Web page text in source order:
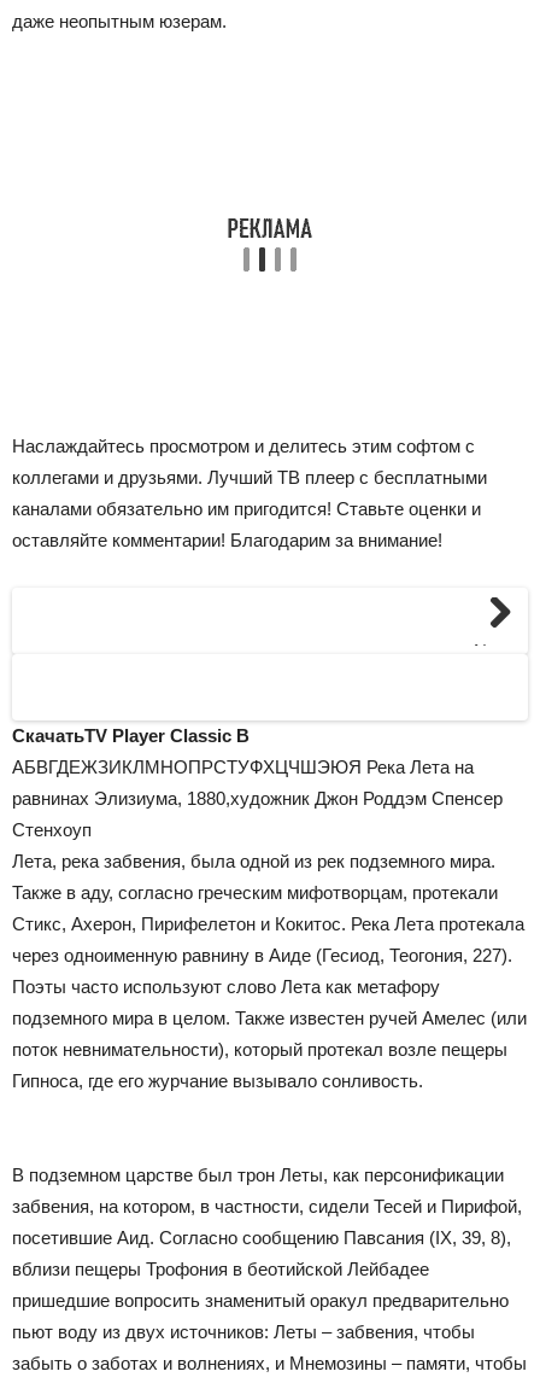
даже неопытным юзерам.
Наслаждайтесь просмотром и делитесь этим софтом с
коллегами и друзьями. Лучший ТВ плеер с бесплатными
каналами обязательно им пригодится! Ставьте оценки и
оставляйте комментарии! Благодарим за внимание!
Next
СкачатьTV Player Classic В
АБВГДЕЖЗИКЛМНОПРСТУФХЦЧШЭЮЯ Река Лета на
равнинах Элизиума, 1880,художник Джон Роддэм Спенсер
Стенхоуп
Лета, река забвения, была одной из рек подземного мира.
Также в аду, согласно греческим мифотворцам, протекали
Стикс, Ахерон, Пирифелетон и Кокитос. Река Лета протекала
через одноименную равнину в Аиде (Гесиод, Теогония, 227).
Поэты часто используют слово Лета как метафору
подземного мира в целом. Также известен ручей Амелес (или
поток невнимательности), который протекал возле пещеры
Гипноса, где его журчание вызывало сонливость.
В подземном царстве был трон Леты, как персонификации
забвения, на котором, в частности, сидели Тесей и Пирифой,
посетившие Аид. Согласно сообщению Павсания (IX, 39, 8),
вблизи пещеры Трофония в беотийской Лейбадее
пришедшие вопросить знаменитый оракул предварительно
пьют воду из двух источников: Леты – забвения, чтобы
забыть о заботах и волнениях, и Мнемозины – памяти, чтобы